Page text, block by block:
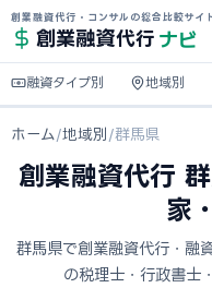
創業融資代行・コンサルの総合比較サイ
創業融資代行 ナビ
融資タイプ別 地域別
ホーム /地域別 /群馬県
創業融資代行
家
群馬県で創業融資代行・融
の税理士・行政書士